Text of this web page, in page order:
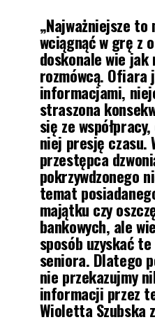
„Najważniejsze to
wciągnąć w grę z
doskonale wie jak
rozmówcą. Ofiara
informacjami,
straszona
się ze
niej presję czasu.
przestępca
pokrzywdzonego
temat
majątku czy
bankowych, ale
sposób uzyskać
seniora. Dlatego
nie przekazujmy
informacji przez
Wioletta Szubska